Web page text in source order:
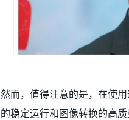
然而，值得注意的是，在使
的稳定运行和图像转换的高质